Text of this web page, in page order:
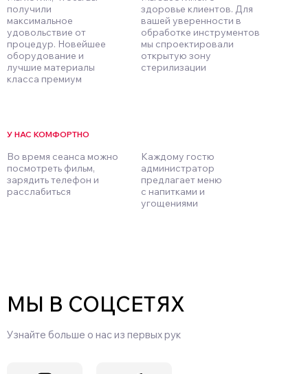
получили
максимальное
удовольствие от
процедур. Новейшее
оборудование и
лучшие материалы
класса премиум
здоровье клиентов. Для
вашей уверенности в
обработке инструментов
мы спроектировали
открытую зону
стерилизации
Во время сеанса можно
посмотреть фильм,
зарядить телефон и
расслабиться
У НАС КОМФОРТНО
Каждому гостю
администратор
предлагает меню
с напитками и
угощениями
МЫ В СОЦСЕТЯХ
Узнайте больше о нас из первых рук